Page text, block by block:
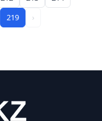
219 ›